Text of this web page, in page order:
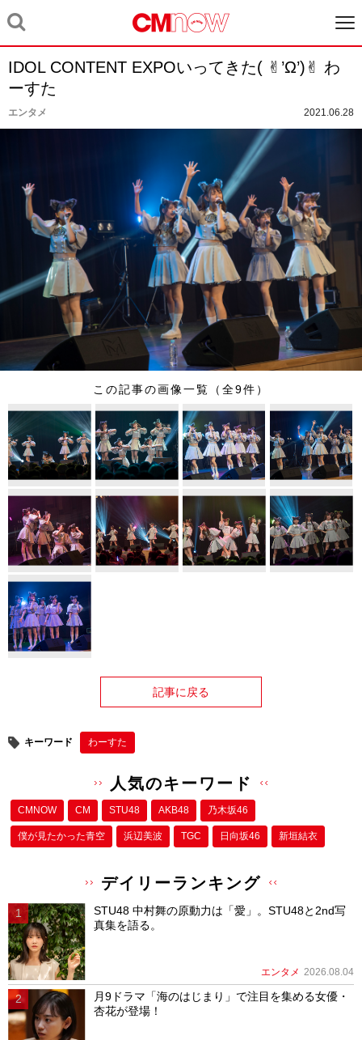
IDOL CONTENT EXPOいってきた( ✌︎’Ω’)✌︎ わ
ーすた
エンタメ 2021.06.28
この記事の画像一覧（全9件）
記事に戻る
キーワード わーすた
人気のキーワード
CMNOW CM STU48 AKB48 乃木坂46
僕が⾒たかった⻘空 浜辺美波 TGC 日向坂46 新垣結衣
デイリーランキング
STU48 中村舞の原動力は「愛」。STU48と2nd写
真集を語る。
エンタメ 2026.08.04
月9ドラマ「海のはじまり」で注目を集める女優・
杏花が登場！